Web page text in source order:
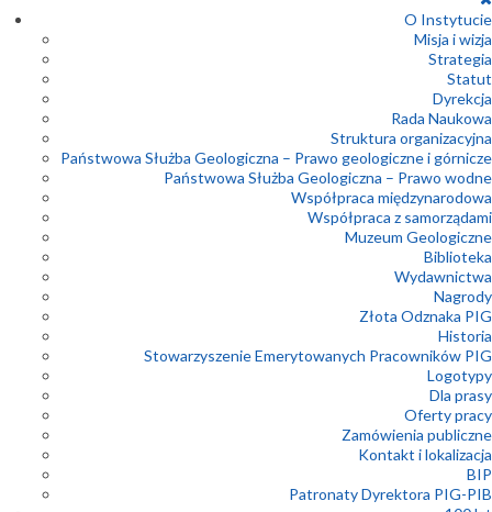
O Instytucie
Misja i wizja
Strategia
Statut
Dyrekcja
Rada Naukowa
Struktura organizacyjna
Państwowa Służba Geologiczna – Prawo geologiczne i górnicze
Państwowa Służba Geologiczna – Prawo wodne
Współpraca międzynarodowa
Współpraca z samorządami
Muzeum Geologiczne
Biblioteka
Wydawnictwa
Nagrody
Złota Odznaka PIG
Historia
Stowarzyszenie Emerytowanych Pracowników PIG
Logotypy
Dla prasy
Oferty pracy
Zamówienia publiczne
Kontakt i lokalizacja
BIP
Patronaty Dyrektora PIG-PIB